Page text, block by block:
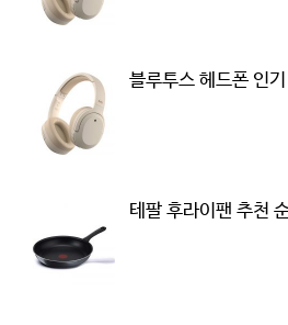
블루투스 헤드폰 인
테팔 후라이팬 추천